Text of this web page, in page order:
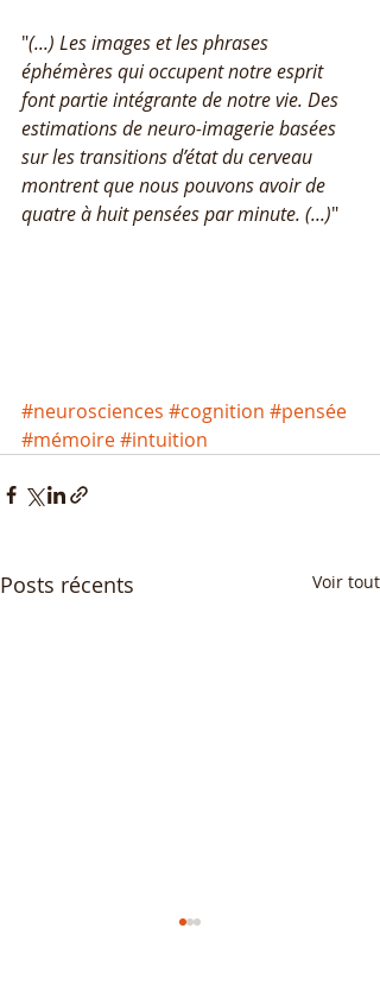
"(...) Les images et les phrases
éphémères qui occupent notre esprit
font partie intégrante de notre vie. Des
estimations de neuro-imagerie basées
sur les transitions d’état du cerveau
montrent que nous pouvons avoir de
quatre à huit pensées par minute. (...)"
#neurosciences #cognition #pensée
#mémoire#intuition
Posts récents Voir tout